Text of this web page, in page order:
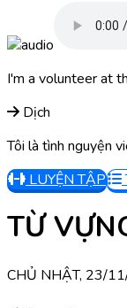
I'm a volunteer at
Dịch
Tôi là tình nguyện
LUYỆN TẬP
TỪ
CHỦ NHẬT, 23/